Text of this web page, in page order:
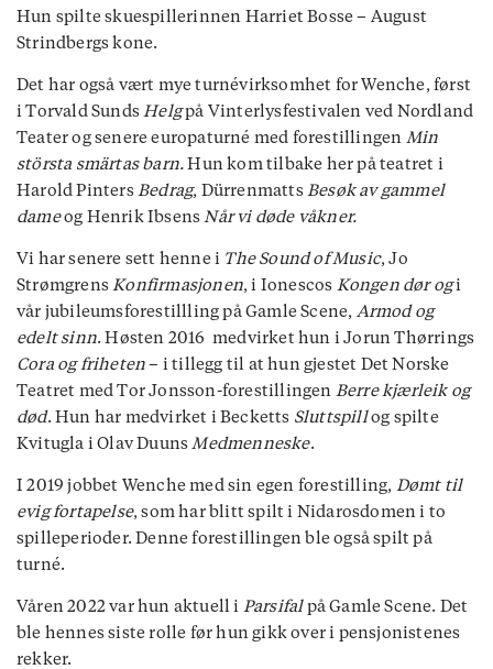
Hun spilte skuespillerinnen Harriet Bosse – August
Strindbergs kone.
Det har også vært mye turnévirksomhet for Wenche, først
i Torvald Sunds Helgpå Vinterlysfestivalen ved Nordland
Teater og senere europaturné med forestillingen Min
största smärtas barn. Hun kom tilbake her på teatret i
Harold Pinters Bedrag, Dürrenmatts Besøk av gammel
dameog Henrik Ibsens Når vi døde våkner.
Vi har senere sett henne i The Sound of Music, Jo
Strømgrens Konfirmasjonen, i Ionescos Kongen dør ogi
vår jubileumsforestillling på Gamle Scene, Armod og
edelt sinn. Høsten 2016 medvirket hun i Jorun Thørrings
Cora og friheten – i tillegg til at hun gjestet Det Norske
Teatret med Tor Jonsson-forestillingen Berre kjærleik og
død. Hun har medvirket i Becketts Sluttspillog spilte
Kvitugla i Olav Duuns Medmenneske.
I 2019 jobbet Wenche med sin egen forestilling, Dømt til
evig fortapelse, som har blitt spilt i Nidarosdomen i to
spilleperioder. Denne forestillingen ble også spilt på
turné.
Våren 2022 var hun aktuell i Parsifalpå Gamle Scene. Det
ble hennes siste rolle før hun gikk over i pensjonistenes
rekker.